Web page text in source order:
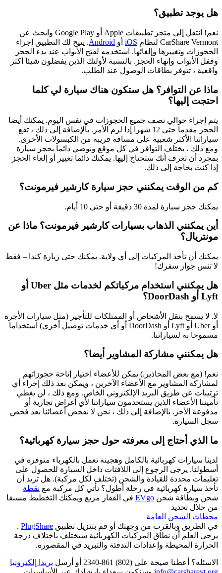
هل يوجد تطبيق؟
نعم! انتقل إلى متجر تطبيقات Apple أو Google Play وابحث عن
CarShare Vermont لنظام
iOS أو Android. يتيح لك التطبيق إجراء
الحجوزات وتغييرها وإلغائها. استخدمه لفتح الأبواب عند بدء الحجز
وقفل الأبواب وإنهاء الحجز. بالنسبة لأولئك الذين يفضلون شيئا أكثر
واقعية ، تتوفر بطاقات الوصول عند الطلب.
ماذا عن التوافر؟ هل ستكون هناك سيارة لي كلما
احتجت إليها؟
يتم إجراء حوالي نصف جميع الحجوزات في نفس اليوم. يمكنك أيضا
الحجز مقدما حتى 12 شهرا إذا لزم الأمر. بالإضافة إلى ذلك ، تقع
سياراتنا الأكثر شعبية على مسافة قريبة من الكبسولات الأخرى.
ومع ذلك ، يختلف التوافر في كل موقع ونوصي دائما بحجز سيارة
بمجرد أن تعرف أنك ستحتاج إليها. يمكنك دائما تغيير أو إلغاء الحجز
إذا كنت بحاجة إلى ذلك.
كم من الوقت يمكنني حجز سيارة كارشير فيرمونت؟
يمكنك حجز سيارة لمدة 30 دقيقة أو حتى 10 أيام.
أين يمكنني الذهاب بسيارات كارشير فيرمونت؟ ماذا عن
مونتريال؟
يمكنك أن تأخذ المركبات إلى أي ولاية. يمكنك حتى زيارة كندا – فقط
لا تنس جواز سفرك!
هل يمكنني استخدام مركباتكم لخدمات مثل Uber أو
Lyft أو DoorDash؟
لا. لا يسمح بنقل الأشخاص أو الممتلكات للتأجير (مثل سيارات الأجرة
أو Uber أو Lyft أو DoorDash أو أي خدمات توصيل أخرى) استخداما
مسموحا به لسياراتنا.
هل يمكنني مشاركة المشاوير أيضا؟
نعم! (مع بعض المحاذير.) يمكن للأعضاء اختيار إتاحة حجوزاتهم
لمشاركة المشاوير مع الأعضاء الآخرين ، ويمكن بعد ذلك إجراء أي
ترتيبات عن طريق البريد الإلكتروني الخاص. ومع ذلك ، لن يغطي
تأميننا الأعضاء الذين يستخدمون سياراتنا لأي أغراض تجارية أو
مدفوعة الأجر. بالإضافة إلى ذلك ، نحن لا نفحص أعضائنا بعد فحص
سجل السيارة.
ما الذي أحتاج إلى معرفته حول حجز سيارة كهربائية؟
لدينا سيارات كهربائية بالكامل وهجينة تعمل بالكهرباء متوفرة في
أسطولنا. يرجى الرجوع إلى اللافتات داخل السيارة للحصول على
تعليمات محددة للقيادة والشحن (تختلف لكل مركبة). هل تريد أن
تأخذ سيارة كهربائية في رحلة أطول؟ تأتي كل مركبة مع نقطة
شحن وبطاقة شحن EVgo في القفاز مربع ويمكنك التخطيط مسبقا
من خلال تحديد
محطات الشحن العامة
في الطريق وبالقرب من وجهتك أو قم بتنزيل تطبيق PlugShare
.
يرجى العلم أن نطاق المركبات الكهربائية سيختلف باختلاف درجة
الحرارة المحيطة وإعدادات التدفئة والتبريد في المقصورة.
الاسئله؟ أعطنا صيحة على (802) 861-2340 أو أرسل
بريدا إلكترونيا